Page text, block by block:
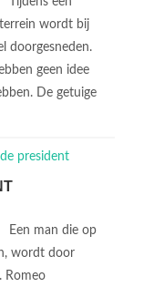
wordt bij
doorgesneden.
geen idee
De getuige
Een man die op
wordt door
Romeo